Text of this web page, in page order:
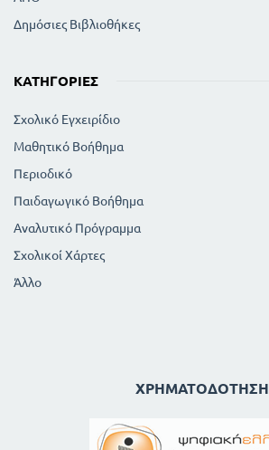
Δημόσιες Βιβλιοθήκες
ΚΑΤΗΓΟΡΊΕΣ
Σχολικό Εγχειρίδιο
Μαθητικό Βοήθημα
Περιοδικό
Παιδαγωγικό Βοήθημα
Αναλυτικό Πρόγραμμα
Σχολικοί Χάρτες
Άλλο
ΧΡΗΜΑΤΟΔΌΤΗΣΗ